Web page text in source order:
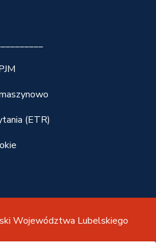
(ETR)
Województwa Lubelskiego